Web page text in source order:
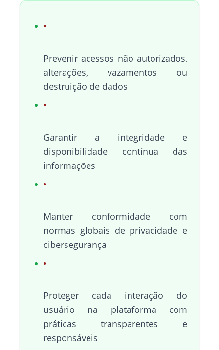
Prevenir acessos não autorizados,
alterações, vazamentos ou
destruição de dados
Garantir a integridade e
disponibilidade contínua das
informações
Manter conformidade com
normas globais de privacidade e
cibersegurança
Proteger cada interação do
usuário na plataforma com
práticas transparentes e
responsáveis